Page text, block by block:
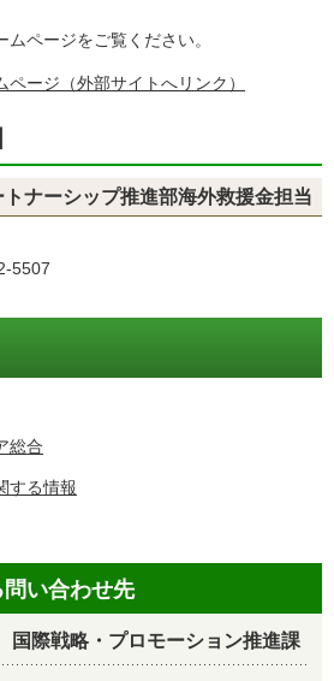
ページをご覧ください。
ページ（外部サイトへリンク）
ナーシップ推進部海外救援金担当
5507
総合
する情報
い合わせ先
際戦略・プロモーション推進課